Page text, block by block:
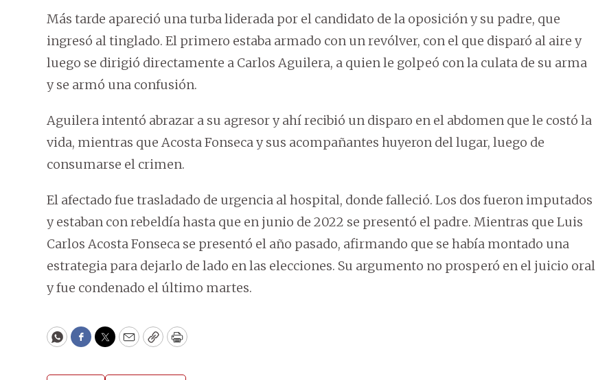
Más tarde apareció una turba liderada por el candidato de la oposición y su padre, que
ingresó al tinglado. El primero estaba armado con un revólver, con el que disparó al aire y
luego se dirigió directamente a Carlos Aguilera, a quien le golpeó con la culata de su arma
y se armó una confusión.
Aguilera intentó abrazar a su agresor y ahí recibió un disparo en el abdomen que le costó la
vida, mientras que Acosta Fonseca y sus acompañantes huyeron del lugar, luego de
consumarse el crimen.
El afectado fue trasladado de urgencia al hospital, donde falleció. Los dos fueron imputados
y estaban con rebeldía hasta que en junio de 2022 se presentó el padre. Mientras que Luis
Carlos Acosta Fonseca se presentó el año pasado, afirmando que se había montado una
estrategia para dejarlo de lado en las elecciones. Su argumento no prosperó en el juicio oral
y fue condenado el último martes.
WhatsApp
Facebook
Twitter
EmailCopyPrint